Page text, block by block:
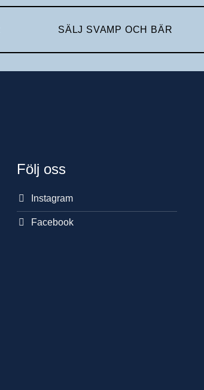
SÄLJ SVAMP OCH BÄR
Följ oss
Instagram
Facebook